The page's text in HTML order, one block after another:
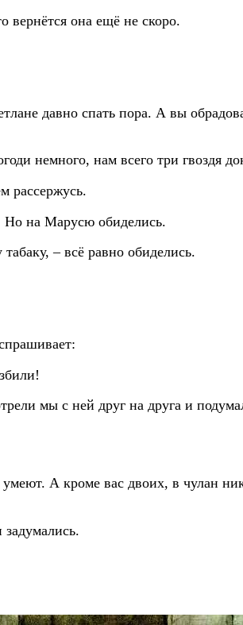
вернётся она ещё не скоро.
давно спать пора. А вы
немного, нам всего три гвоздя
рассержусь.
Но на Марусю обиделись.
– всё равно обиделись.
мы с ней друг на друга и
А кроме вас двоих, в чулан